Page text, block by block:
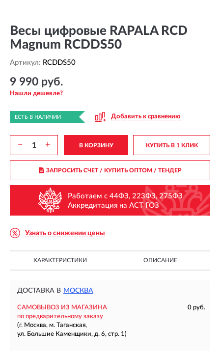
Весы цифровые RAPALA RCD
Magnum RCDDS50
Артикул: RCDDS50
9 990 руб.
Нашли дешевле?
ЕСТЬ В НАЛИЧИИ Добавить к сравнению
− + В КОРЗИНУ КУПИТЬ В 1 КЛИК
ЗАПРОСИТЬ СЧЕТ / КУПИТЬ ОПТОМ/ ТЕНДЕР
Работаем с 44ФЗ, 223ФЗ, 275ФЗ
Аккредитация на АСТ ГОЗ
Узнать о снижении цены
ХАРАКТЕРИСТИКИ ОПИСАНИЕ
ДОСТАВКА В МОСКВА
САМОВЫВОЗ ИЗ МАГАЗИНА
0 руб.
по предварительному заказу
(г. Москва, м. Таганская,
ул. Большие Каменщики, д. 6, стр. 1)